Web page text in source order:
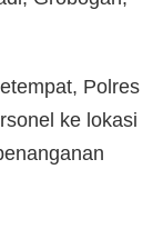
Polres
ke lokasi